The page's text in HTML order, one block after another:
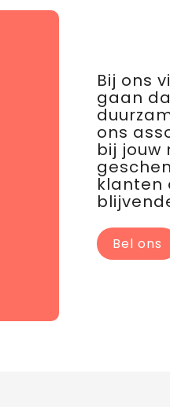
Bij ons
gaan
ons
bij jouw
klanten
Bel ons